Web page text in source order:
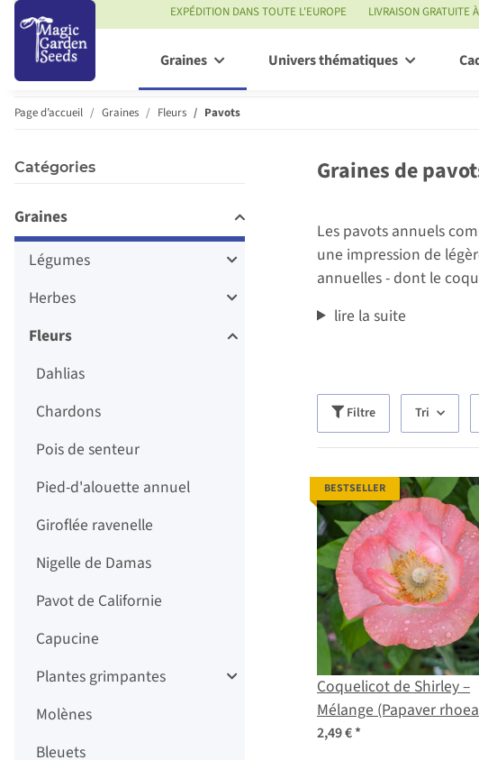
EXPÉDITION DANS TOUTE L'EUROPE LIVRAISON GRATUITE
Graines Univers thématiques
Page d’accueil Graines Fleurs Pavots
Graines de
Les pavots annuels
une impression de
annuelles - dont le
lire la suite
Filtre Tri
BESTSELLER
Coquelicot de Shirley –
Mélange (Papaver
graines
2,49 €*
Catégories
Graines
Légumes
Herbes
Fleurs
Dahlias
Chardons
Pois de senteur
Pied-d'alouette annuel
Giroflée ravenelle
Nigelle de Damas
Pavot de Californie
Capucine
Plantes grimpantes
Molènes
Bleuets